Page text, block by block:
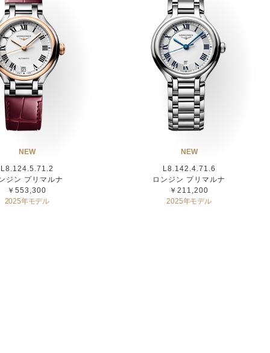
NEW
L8.124.5.71.2
ジン プリマルナ
￥553,300
2025年モデル
NEW
L8.142.4.71.6
ロンジン プリマルナ
￥211,200
2025年モデル